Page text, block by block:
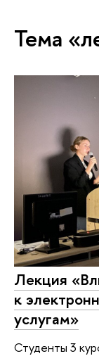
Тема
Лекция
к
услугам»
Студенты 3